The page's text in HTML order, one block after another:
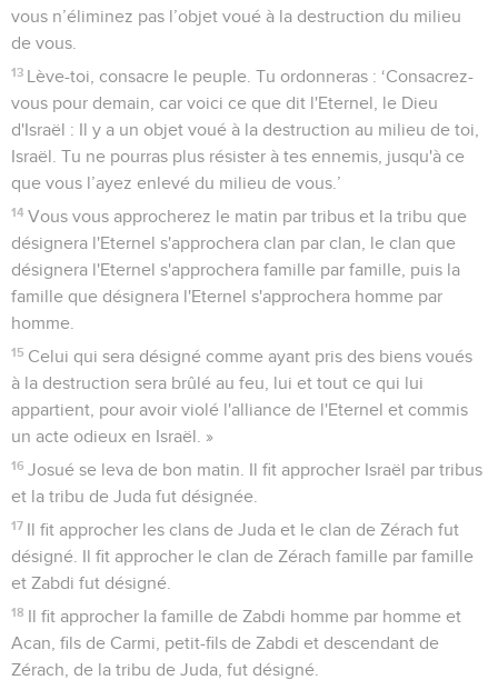
vous n’éliminez pas l’objet voué à la destruction du milieu
de vous.
13 Lève-toi, consacre le peuple. Tu ordonneras : ‘Consacrez-
vous pour demain, car voici ce que dit l'Eternel, le Dieu
d'Israël : Il y a un objet voué à la destruction au milieu de toi,
Israël. Tu ne pourras plus résister à tes ennemis, jusqu'à ce
que vous l’ayez enlevé du milieu de vous.’
14 Vous vous approcherez le matin par tribus et la tribu que
désignera l'Eternel s'approchera clan par clan, le clan que
désignera l'Eternel s'approchera famille par famille, puis la
famille que désignera l'Eternel s'approchera homme par
homme.
15 Celui qui sera désigné comme ayant pris des biens voués
à la destruction sera brûlé au feu, lui et tout ce qui lui
appartient, pour avoir violé l'alliance de l'Eternel et commis
un acte odieux en Israël. »
16 Josué se leva de bon matin. Il fit approcher Israël par tribus
et la tribu de Juda fut désignée.
17 Il fit approcher les clans de Juda et le clan de Zérach fut
désigné. Il fit approcher le clan de Zérach famille par famille
et Zabdi fut désigné.
18 Il fit approcher la famille de Zabdi homme par homme et
Acan, fils de Carmi, petit-fils de Zabdi et descendant de
Zérach, de la tribu de Juda, fut désigné.